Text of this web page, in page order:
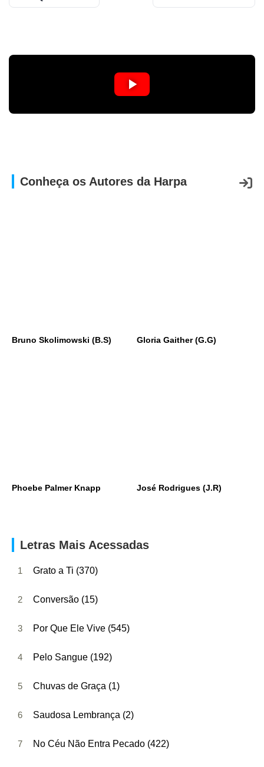
Conheça os Autores da Harpa
Bruno Skolimowski (B.S) Gloria Gaither (G.G)
Phoebe Palmer Knapp José Rodrigues (J.R)
Letras Mais Acessadas
1 Grato a Ti (370)
2 Conversão (15)
3 Por Que Ele Vive (545)
4 Pelo Sangue (192)
5 Chuvas de Graça (1)
6 Saudosa Lembrança (2)
7 No Céu Não Entra Pecado (422)